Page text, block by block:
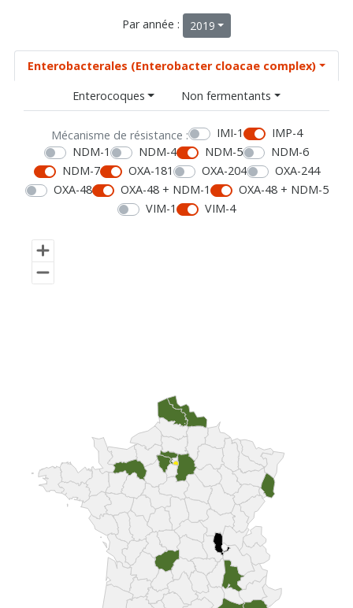
Par année : 2019
Enterobacterales (Enterobacter cloacae complex)
Enterocoques
Non fermentants
Mécanisme de résistance : IMI-1
IMP-4
NDM-1
NDM-4 NDM-5
NDM-6
NDM-7
OXA-181 OXA-204
OXA-244
OXA-48
OXA-48 + NDM-1
OXA-48 + NDM-5
VIM-1
VIM-4